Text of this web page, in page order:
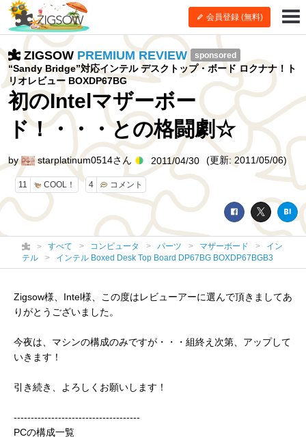
会員登録 (無料)
ZIGSOW PREMIUM REVIEW sponsored
“Sandy Bridge”対応インテル デスクトップ・ボード ロクナナ！ト
リオレビュー BOXDP67BG
初のIntelマザーボー
ド！・・・との格闘劇☆
11 COOL！ 4 コメント
by starplatinum0514さん 2011/04/30 (更新: 2011/05/06)
すべて コンピュータ パーツ マザーボード
イン
テル
インテル Boxed Desk Top Board DP67BG BOXDP67BGB3
Zigsow様、Intel様、この度はレビューアーに選んで頂きましてあ
りがとうございました。
今夜は、マシンの構成のみですが・・・組終え次第、アップして
いきます！
引き続き、よろしくお願いします！
-------------------------------------
PCの構成一覧